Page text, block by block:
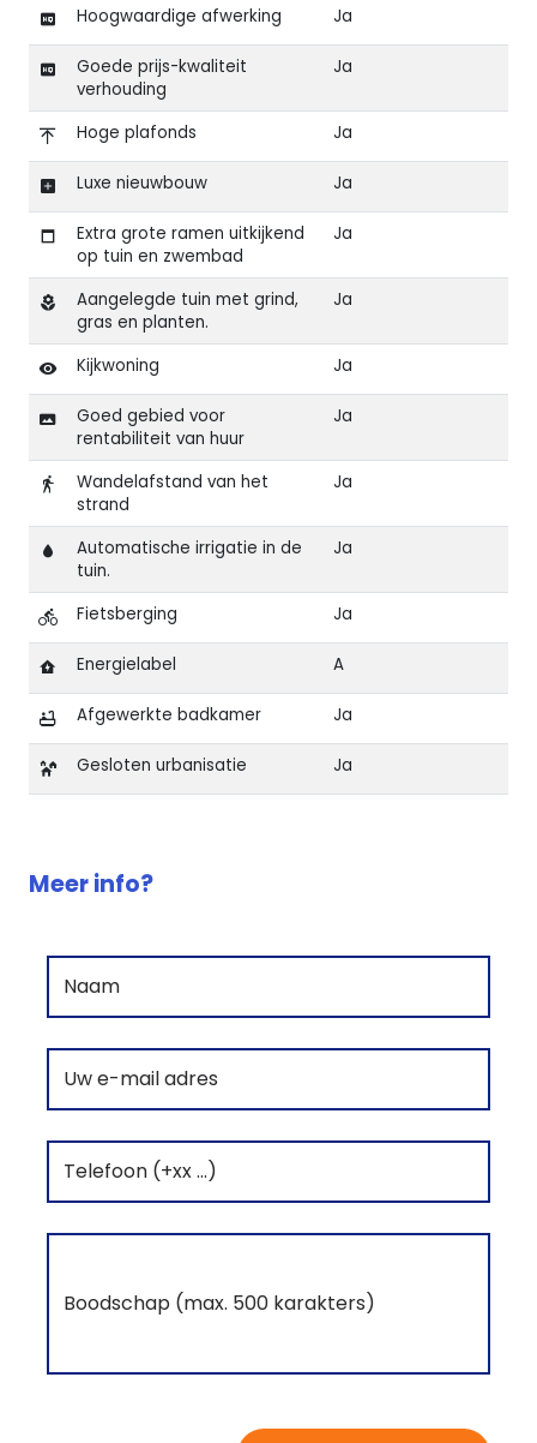
Hoogwaardige afwerking Ja
Goede prijs-kwaliteit
verhouding
Ja
Hoge plafonds Ja
Luxe nieuwbouw Ja
Extra grote ramen uitkijkend
op tuin en zwembad
Ja
Aangelegde tuin met grind,
gras en planten.
Ja
Kijkwoning Ja
Goed gebied voor
rentabiliteit van huur
Ja
Wandelafstand van het
strand
Ja
Automatische irrigatie in de
tuin.
Ja
Fietsberging Ja
Energielabel A
Afgewerkte badkamer Ja
Gesloten urbanisatie Ja
Meer info?